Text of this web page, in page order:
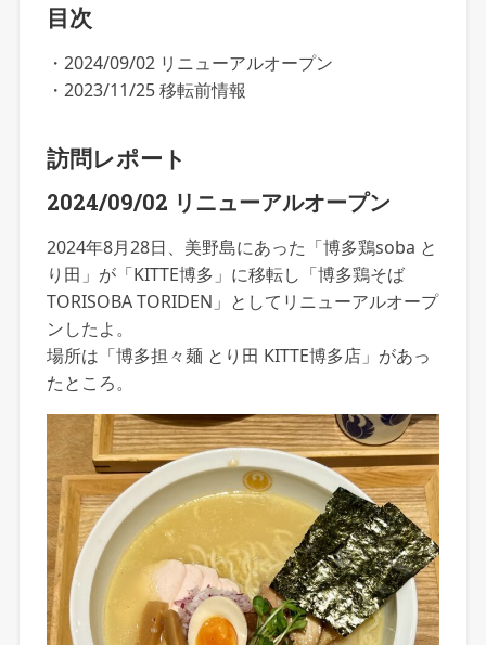
目次
・2024/09/02 リニューアルオープン
・2023/11/25 移転前情報
訪問レポート
2024/09/02 リニューアルオープン
2024年8月28日、美野島にあった「博多鶏soba と
り田」が「KITTE博多」に移転し「博多鶏そば
TORISOBA TORIDEN」としてリニューアルオープ
ンしたよ。
場所は「博多担々麺 とり田 KITTE博多店」があっ
たところ。